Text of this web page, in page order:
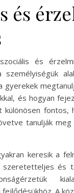
és
és
személyiségük
gyerekek
és hogyan
fontos,
tanulják
keresik a
szeretetteljes és
A